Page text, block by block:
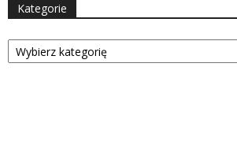
Kategorie
Kategorie